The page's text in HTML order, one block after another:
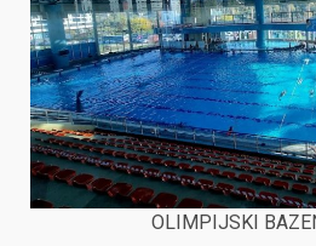
OLIMPIJSKI